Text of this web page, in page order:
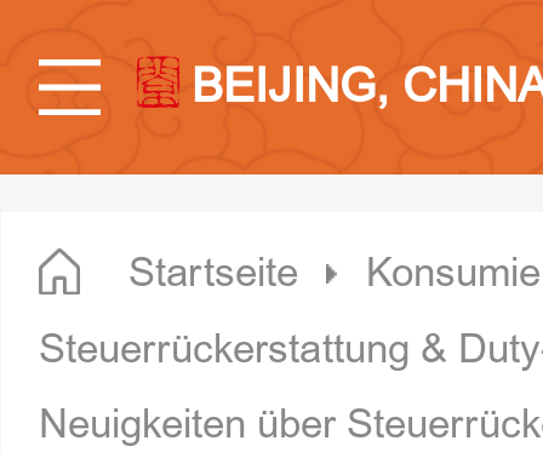
BEIJING,
Startseite
Steuerrückerstattung &
Neuigkeiten über